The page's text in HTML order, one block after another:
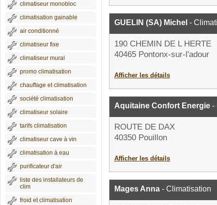
climatiseur monobloc
climatisation gainable
air conditionné
climatiseur fixe
climatiseur mural
promo climatisation
chauffage et climatisation
société climatisation
climatiseur solaire
tarifs climatisation
climatiseur cave à vin
climatisation à eau
purificateur d'air
liste des installateurs de
clim
froid et climatisation
GUELIN (SA) Michel -
190 CHEMIN DE L HERTE
40465 Pontonx-sur-l'adour
Afficher les détails
Aquitaine Confort Energie -
ROUTE DE DAX
40350 Pouillon
Afficher les détails
Mages Anna - Climatisation